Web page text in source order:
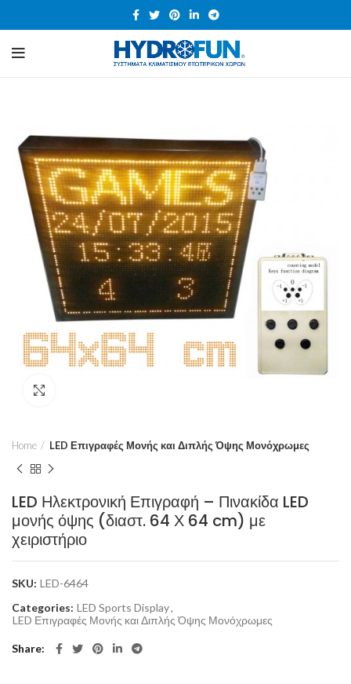
Home LED Επιγραφές Μονής και Διπλής Όψης Μονόχρωμες
LED Ηλεκτρονική Επιγραφή – Πινακίδα LED
μονής όψης (διαστ. 64 Χ 64 cm) με
χειριστήριο
SKU: LED-6464
Categories: LED Sports Display,
LED Επιγραφές Μονής και Διπλής Όψης Μονόχρωμες
Share